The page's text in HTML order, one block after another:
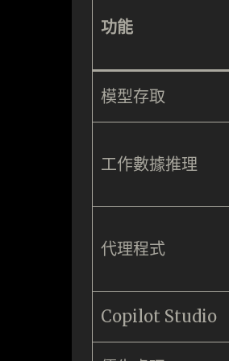
功能
模型存取
工作數據推理
代理程式
Copilot Studio